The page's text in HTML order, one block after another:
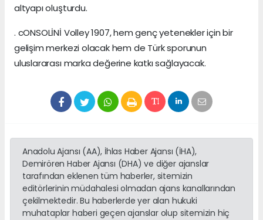
altyapı oluşturdu.
. cONSOLİNİ Volley 1907, hem genç yetenekler için bir
gelişim merkezi olacak hem de Türk sporunun
uluslararası marka değerine katkı sağlayacak.
Anadolu Ajansı (AA), İhlas Haber Ajansı (İHA),
Demirören Haber Ajansı (DHA) ve diğer ajanslar
tarafından eklenen tüm haberler, sitemizin
editörlerinin müdahalesi olmadan ajans kanallarından
çekilmektedir. Bu haberlerde yer alan hukuki
muhataplar haberi geçen ajanslar olup sitemizin hiç